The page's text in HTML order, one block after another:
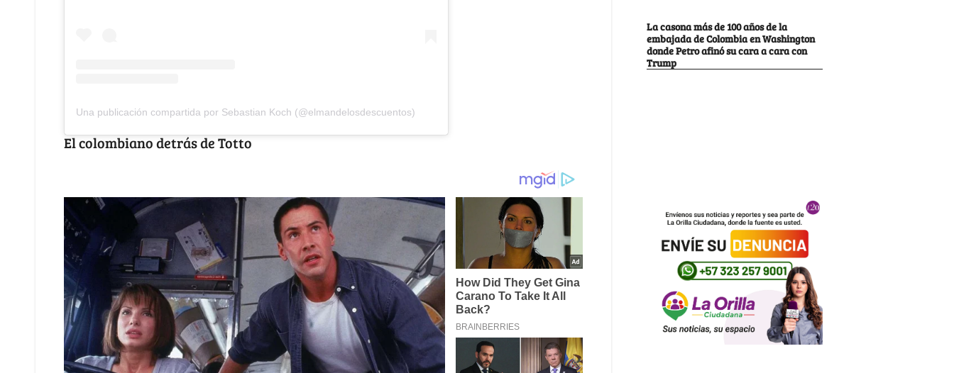
Una publicación compartida por Sebastian Koch (@elmandelosdescuentos)
El colombiano detrás de Totto
La casona más de 100 años de la
embajada de Colombia en Washington
donde Petro afinó su cara a cara con
Trump